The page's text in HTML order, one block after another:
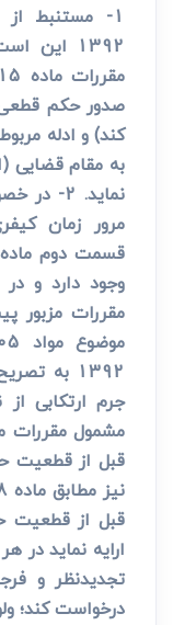
1- مستنبط از ماده 118
1392
صدور حکم
کند) و ادله
به مقام قضایی
نماید.
مرور زمان
قسمت دوم ماده 117
وجود دارد و
موضوع مواد 105 و 107
1392 به
جرم ارتکابی
قبل از قطعیت
نیز مطابق ماده 118
قبل از قطعیت
ارایه نماید در
تجدیدنظر و
درخواست کند؛